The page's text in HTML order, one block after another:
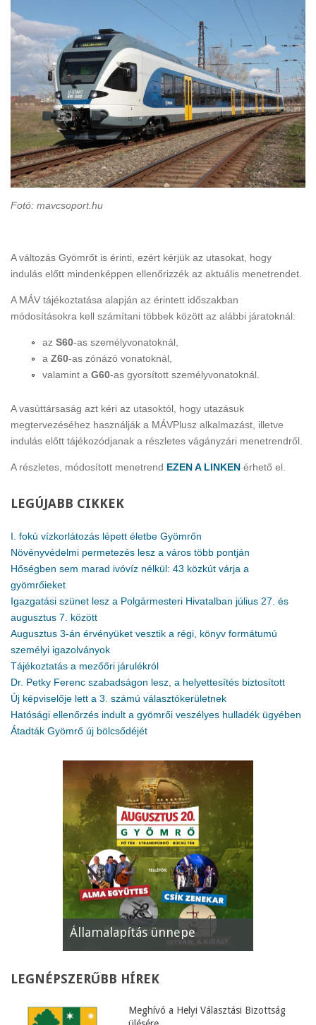
Fotó: mavcsoport.hu
A változás Gyömrőt is érinti, ezért kérjük az utasokat, hogy
indulás előtt mindenképpen ellenőrizzék az aktuális menetrendet.
A MÁV tájékoztatása alapján az érintett időszakban
módosításokra kell számítani többek között az alábbi járatoknál:
az S60-as személyvonatoknál,
a Z60-as zónázó vonatoknál,
valamint a G60-as gyorsított személyvonatoknál.
A vasúttársaság azt kéri az utasoktól, hogy utazásuk
megtervezéséhez használják a MÁVPlusz alkalmazást, illetve
indulás előtt tájékozódjanak a részletes vágányzári menetrendről.
A részletes, módosított menetrend EZEN A LINKEN érhető el.
LEGÚJABB CIKKEK
I. fokú vízkorlátozás lépett életbe Gyömrőn
Növényvédelmi permetezés lesz a város több pontján
Hőségben sem marad ivóvíz nélkül: 43 közkút várja a
gyömrőieket
Igazgatási szünet lesz a Polgármesteri Hivatalban július 27. és
augusztus 7. között
Augusztus 3-án érvényüket vesztik a régi, könyv formátumú
személyi igazolványok
Tájékoztatás a mezőőri járulékról
Dr. Petky Ferenc szabadságon lesz, a helyettesítés biztosított
Új képviselője lett a 3. számú választókerületnek
Hatósági ellenőrzés indult a gyömrői veszélyes hulladék ügyében
Átadták Gyömrő új bölcsődéjét
Államalapítás ünnepe
LEGNÉPSZERŰBB HÍREK
Meghívó a Helyi Választási Bizottság